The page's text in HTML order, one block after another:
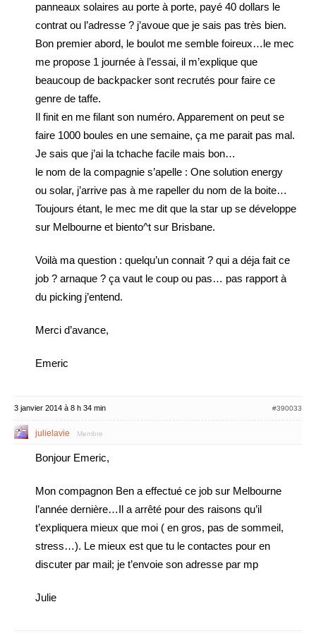
panneaux solaires au porte à porte, payé 40 dollars le
contrat ou l’adresse ? j’avoue que je sais pas très bien.
Bon premier abord, le boulot me semble foireux…le mec
me propose 1 journée à l’essai, il m’explique que
beaucoup de backpacker sont recrutés pour faire ce
genre de taffe.
Il finit en me filant son numéro. Apparement on peut se
faire 1000 boules en une semaine, ça me parait pas mal.
Je sais que j’ai la tchache facile mais bon…
le nom de la compagnie s’apelle : One solution energy
ou solar, j’arrive pas à me rapeller du nom de la boite…
Toujours étant, le mec me dit que la star up se développe
sur Melbourne et biento^t sur Brisbane.
Voilà ma question : quelqu’un connait ? qui a déja fait ce
job ? arnaque ? ça vaut le coup ou pas… pas rapport à
du picking j’entend.
Merci d’avance,
Emeric
3 janvier 2014 à 8 h 34 min #390033
julielavie Membre
Bonjour Emeric,
Mon compagnon Ben a effectué ce job sur Melbourne
l’année dernière…Il a arrêté pour des raisons qu’il
t’expliquera mieux que moi ( en gros, pas de sommeil,
stress…). Le mieux est que tu le contactes pour en
discuter par mail; je t’envoie son adresse par mp
Julie